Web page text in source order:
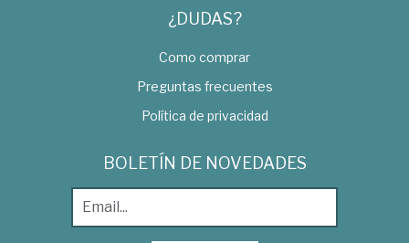
¿DUDAS?
Como comprar
Preguntas frecuentes
Política de privacidad
BOLETÍN DE NOVEDADES